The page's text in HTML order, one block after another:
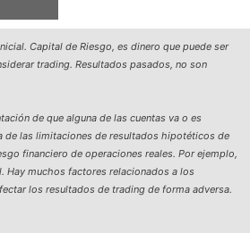
Capital de Riesgo, es dinero que puede ser
trading. Resultados pasados, no son
de que alguna de las cuentas va o es
de las limitaciones de resultados hipotéticos de
financiero de operaciones reales. Por ejemplo,
Hay muchos factores relacionados a los
los resultados de trading de forma adversa.